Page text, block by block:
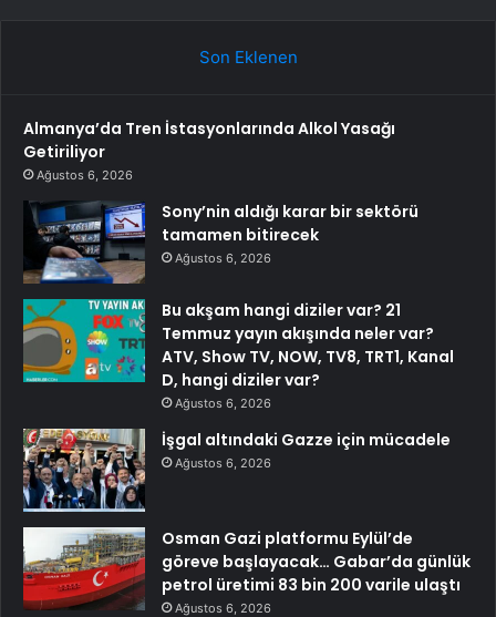
Son Eklenen
Almanya’da Tren İstasyonlarında Alkol Yasağı
Getiriliyor
Ağustos 6, 2026
Sony’nin aldığı karar bir sektörü
tamamen bitirecek
Ağustos 6, 2026
Bu akşam hangi diziler var? 21
Temmuz yayın akışında neler var?
ATV, Show TV, NOW, TV8, TRT1, Kanal
D, hangi diziler var?
Ağustos 6, 2026
İşgal altındaki Gazze için mücadele
Ağustos 6, 2026
Osman Gazi platformu Eylül’de
göreve başlayacak… Gabar’da günlük
petrol üretimi 83 bin 200 varile ulaştı
Ağustos 6, 2026